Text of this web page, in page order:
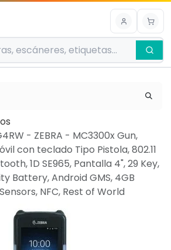
- ZEBRA - MC3300x Gun,
con teclado Tipo Pistola, 802.11
1D SE965, Pantalla 4", 29 Key,
Battery, Android GMS, 4GB
NFC, Rest of World